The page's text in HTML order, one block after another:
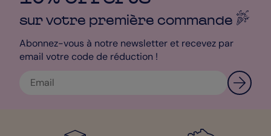
sur votre première commande
Abonnez-vous à notre newsletter et recevez par
email votre code de réduction !